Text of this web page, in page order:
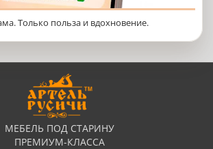
Только польза и вдохновение.
МЕБЕЛЬ ПОД СТАРИНУ
ПРЕМИУМ-КЛАССА